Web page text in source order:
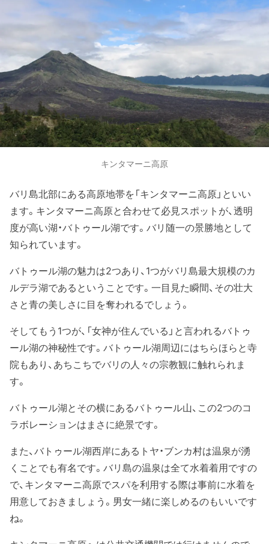
キンタマーニ高原
バリ島北部にある高原地帯を「キンタマーニ高原」といい
ます。キンタマーニ高原と合わせて必見スポットが、透明
度が高い湖・バトゥール湖です。バリ随一の景勝地として
知られています。
バトゥール湖の魅力は2つあり、1つがバリ島最大規模のカ
ルデラ湖であるということです。一目見た瞬間、その壮大
さと青の美しさに目を奪われるでしょう。
そしてもう1つが、「女神が住んでいる」と言われるバトゥ
ール湖の神秘性です。バトゥール湖周辺にはちらほらと寺
院もあり、あちこちでバリの人々の宗教観に触れられま
す。
バトゥール湖とその横にあるバトゥール山、この2つのコ
ラボレーションはまさに絶景です。
また、バトゥール湖西岸にあるトヤ・ブンカ村は温泉が湧
くことでも有名です。バリ島の温泉は全て水着着用ですの
で、キンタマーニ高原でスパを利用する際は事前に水着を
用意しておきましょう。男女一緒に楽しめるのもいいです
ね。